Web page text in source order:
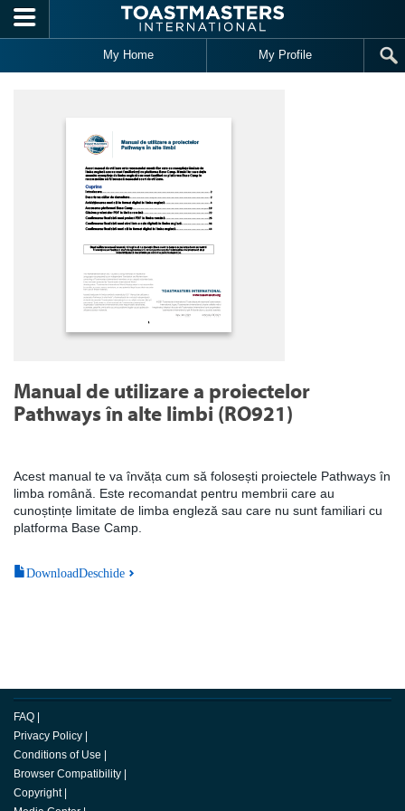
Skip to main content
My Home My Profile
Manual de utilizare a proiectelor
Pathways în alte limbi (RO921)
Acest manual te va învăța cum să folosești proiectele Pathways în
limba română. Este recomandat pentru membrii care au
cunoștințe limitate de limba engleză sau care nu sunt familiari cu
platforma Base Camp.
DownloadDeschide
FAQ
Privacy Policy
Conditions of Use
Browser Compatibility
Copyright